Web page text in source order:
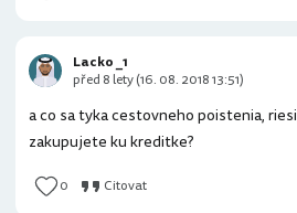
a co sa tyka cestovneho poistenia,
zakupujete ku kreditke?
0 Citovat
Lacko _1
před 8 lety (16. 08. 2018 13:51)